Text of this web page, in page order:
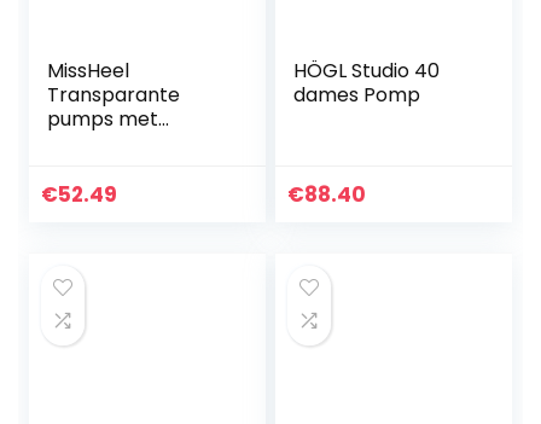
MissHeel
Transparante
pumps met
hakken, stilettos,
€52.49
HÖGL Studio 40
dames Pomp
€88.40